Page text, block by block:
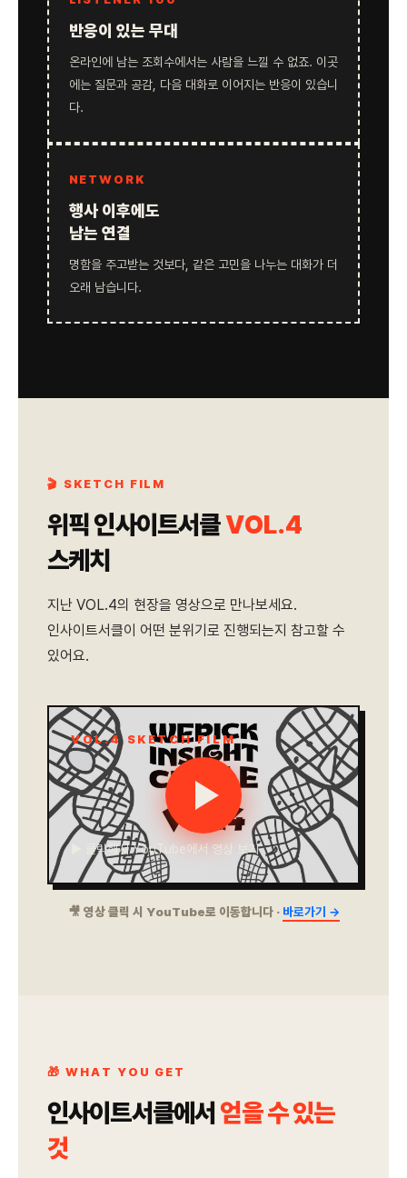
반응이 있는 무대
온라인에 남는 조회수에서는 사람을 느낄 수 없죠. 이곳
에는 질문과 공감, 다음 대화로 이어지는 반응이 있습니
다.
NETWORK
행사 이후에도
남는 연결
명함을 주고받는 것보다, 같은 고민을 나누는 대화가 더
오래 남습니다.
🎬 SKETCH FILM
위픽 인사이트서클VOL.4
스케치
지난 VOL.4의 현장을 영상으로 만나보세요.
인사이트서클이 어떤 분위기로 진행되는지 참고할 수
있어요.
VOL.4 SKETCH FILM
▶ 클릭해서 YouTube에서 영상 보기
🎥 영상 클릭 시 YouTube로 이동합니다 · 바로가기 →
🎁 WHAT YOU GET
인사이트서클에서 얻을 수 있는
것